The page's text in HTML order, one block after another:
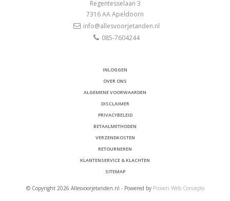
Regentesselaan 3
7316 AAApeldoorn
info@allesvoorjetanden.nl
085-7604244
INLOGGEN
OVER ONS
ALGEMENE VOORWAARDEN
DISCLAIMER
PRIVACYBELEID
BETAALMETHODEN
VERZENDKOSTEN
RETOURNEREN
KLANTENSERVICE & KLACHTEN
SITEMAP
© Copyright 2026 Allesvoorjetanden.nl - Powered by Proven Web Concepts